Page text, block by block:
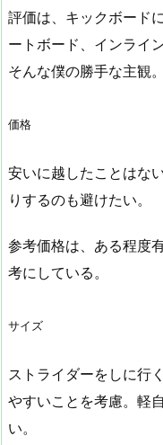
評価は、キックボード
ートボード、インライ
そんな僕の勝手な主観。
価格
安いに越したことはな
りするのも避けたい。
参考価格は、ある程度
考にしている。
サイズ
ストライダーをしに行
やすいことを考慮。軽
い。